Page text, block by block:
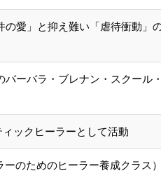
愛」と抑え難い「虐待衝動」
ーバラ・ブレナン・スクール
ックヒーラーとして活動
のためのヒーラー養成クラス